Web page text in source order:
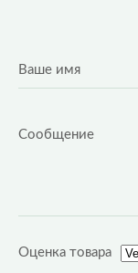
Оценка товара